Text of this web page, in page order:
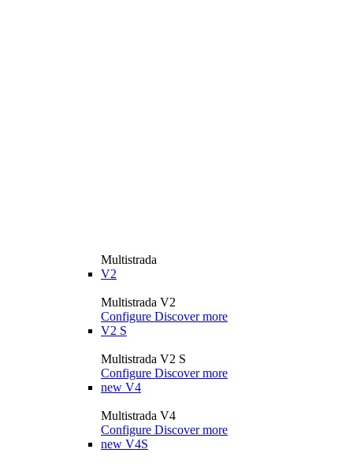
Multistrada
V2
Multistrada V2
Configure Discover more
V2 S
Multistrada V2 S
Configure Discover more
new V4
Multistrada V4
Configure Discover more
new V4S